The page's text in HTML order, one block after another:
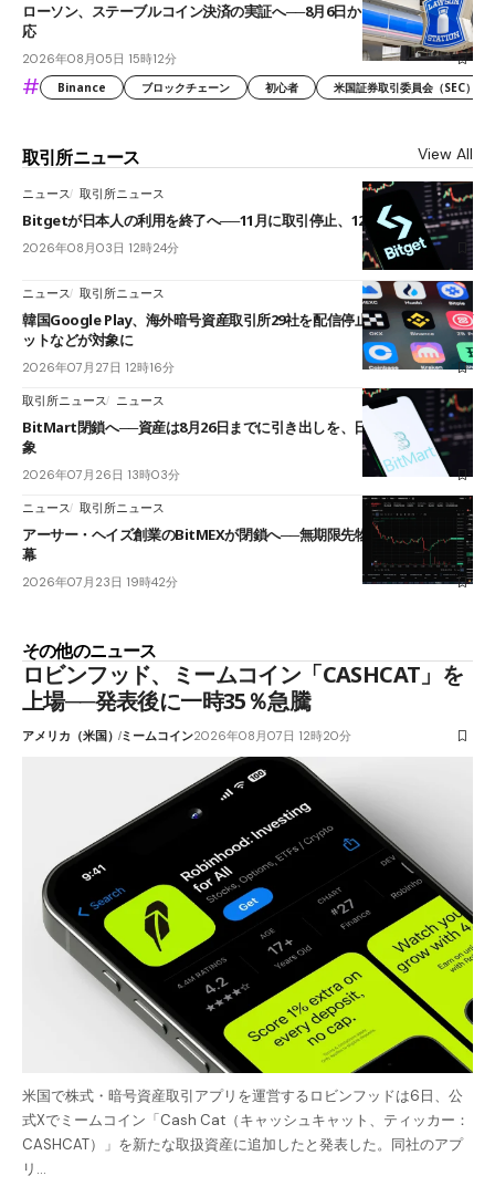
ローソン、ステーブルコイン決済の実証へ──8月6日からJPYCやUSDC対
応
2026年08月05日 15時12分
# Binance ブロックチェーン 初心者 米国証券取引委員会（SEC）
取引所ニュース View All
ニュース 取引所ニュース
Bitgetが日本人の利用を終了へ──11月に取引停止、12月末に強制決済
2026年08月03日 12時24分
ニュース 取引所ニュース
韓国Google Play、海外暗号資産取引所29社を配信停止──OKXやバイビ
ットなどが対象に
2026年07月27日 12時16分
取引所ニュース ニュース
BitMart閉鎖へ──資産は8月26日までに引き出しを、日本人利用者も対
象
2026年07月26日 13時03分
ニュース 取引所ニュース
アーサー・ヘイズ創業のBitMEXが閉鎖へ──無期限先物を生んだ11年に
幕
2026年07月23日 19時42分
その他のニュース
ロビンフッド、ミームコイン「CASHCAT」を
上場──発表後に一時35％急騰
アメリカ（米国）ミームコイン2026年08月07日 12時20分
米国で株式・暗号資産取引アプリを運営するロビンフッドは6日、公
式Xでミームコイン「Cash Cat（キャッシュキャット、ティッカー：
CASHCAT）」を新たな取扱資産に追加したと発表した。同社のアプ
リ…